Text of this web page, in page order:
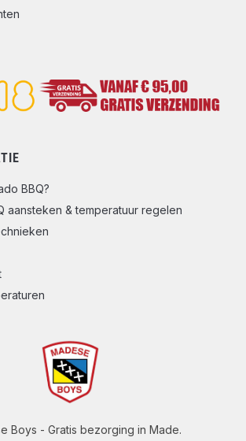
BBQ?
aansteken & temperatuur regelen
Boys - Gratis bezorging in Made.